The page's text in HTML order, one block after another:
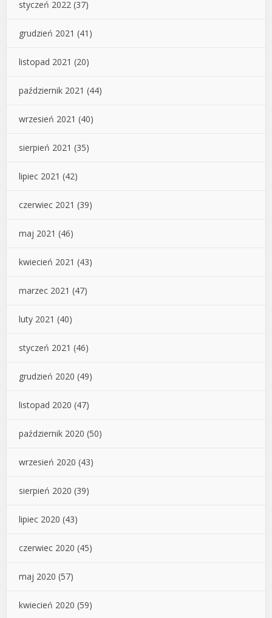
styczeń 2022 (37)
grudzień 2021 (41)
listopad 2021 (20)
październik 2021 (44)
wrzesień 2021 (40)
sierpień 2021 (35)
lipiec 2021 (42)
czerwiec 2021 (39)
maj 2021 (46)
kwiecień 2021 (43)
marzec 2021 (47)
luty 2021 (40)
styczeń 2021 (46)
grudzień 2020 (49)
listopad 2020 (47)
październik 2020 (50)
wrzesień 2020 (43)
sierpień 2020 (39)
lipiec 2020 (43)
czerwiec 2020 (45)
maj 2020 (57)
kwiecień 2020 (59)